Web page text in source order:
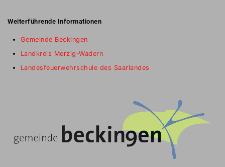
Weiterführende Informationen
Gemeinde Beckingen
Landkreis Merzig-Wadern
Landesfeuerwehrschule des Saarlandes